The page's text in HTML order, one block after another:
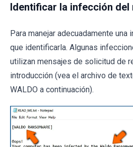
Identificar la infección del
Para manejar adecuadamente una
que identificarla. Algunas
utilizan mensajes de solicitud de
introducción (vea el archivo de
WALDO a continuación).